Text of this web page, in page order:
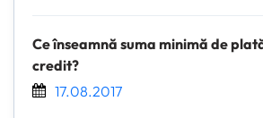
Ce înseamnă suma minimă de
credit?
17.08.2017